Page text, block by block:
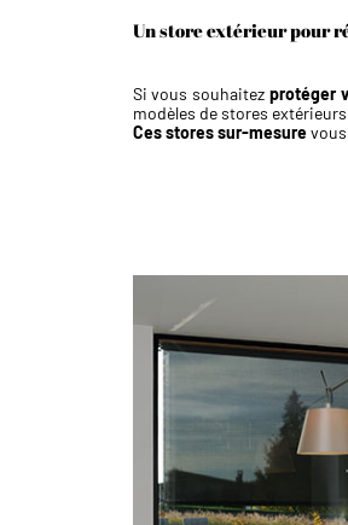
Un store extérieur pour
Si vous souhaitezprotéger
modèles de stores
Ces stores sur-mesurevous